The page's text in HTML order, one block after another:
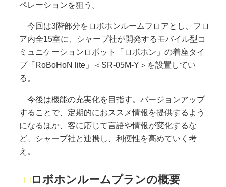
ペレーションを狙う。
今回は3階部分をロボホンルームフロアとし、フロ
ア内全15室に、シャープ社が開発するモバイル型コ
ミュニケーションロボット「ロボホン」の着座タイ
プ「RoBoHoN lite」＜SR-05M-Y＞を設置してい
る。
今後は機能の充実化を目指す。バージョンアップ
することで、定期的におススメ情報を提供するよう
になるほか、客に応じて言語や情報が変化するな
ど、シャープ社と連携し、利便性を高めていく考
え。
□ロボホンルームプランの概要